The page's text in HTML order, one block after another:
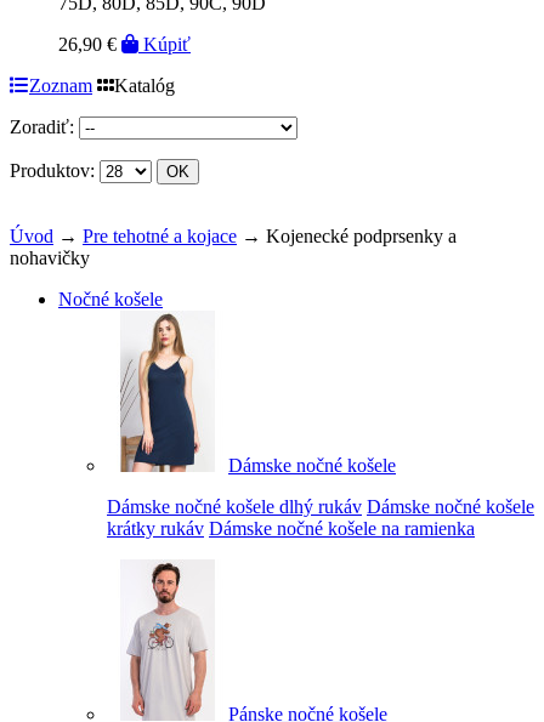
26,90 €
Kúpiť
Zoznam
Katalóg
Zoradiť:
Produktov:
Úvod → Pre tehotné a kojace → Kojenecké podprsenky a
nohavičky
Nočné košele
Dámske nočné košele
Dámske nočné košele dlhý rukáv Dámske nočné košele
krátky rukáv Dámske nočné košele na ramienka
Pánske nočné košele